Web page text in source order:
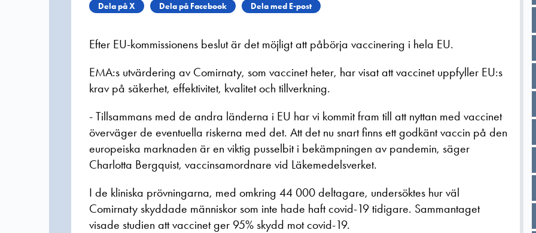
Dela på X
Dela på Facebook Dela med E-post
Efter EU-kommissionens beslut är det möjligt att påbörja vaccinering i hela EU.
EMA:s utvärdering av Comirnaty, som vaccinet heter, har visat att vaccinet uppfyller EU:s
krav på säkerhet, effektivitet, kvalitet och tillverkning.
- Tillsammans med de andra länderna i EU har vi kommit fram till att nyttan med vaccinet
överväger de eventuella riskerna med det. Att det nu snart finns ett godkänt vaccin på den
europeiska marknaden är en viktig pusselbit i bekämpningen av pandemin, säger
Charlotta Bergquist, vaccinsamordnare vid Läkemedelsverket.
I de kliniska prövningarna, med omkring 44 000 deltagare, undersöktes hur väl
Comirnaty skyddade människor som inte hade haft covid-19 tidigare. Sammantaget
visade studien att vaccinet ger 95% skydd mot covid-19.